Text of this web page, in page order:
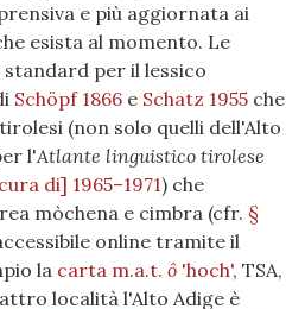
e più aggiornata ai
esista al momento. Le
per il lessico
Schöpf 1866 e Schatz 1955 che
(non solo quelli dell'Alto
l'Atlante linguistico tirolese
di] 1965–1971) che
mòchena e cimbra (cfr. §
online tramite il
la carta m.a.t. ô 'hoch', TSA,
località l'Alto Adige è